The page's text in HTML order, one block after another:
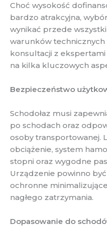
Choć wysokość
bardzo atrakcyjna,
wynikać przede
warunków
konsultacji z
na kilka kluczowych
Bezpieczeństwo
Schodołaz musi
po schodach oraz
osoby transportowanej.
obciążenie, system
stopni oraz wygodne
Urządzenie powinno
ochronne
nagłego zatrzymania.
Dopasowanie do